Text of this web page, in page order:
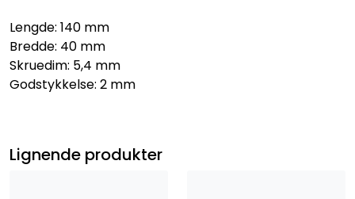
Lengde: 140 mm
Bredde: 40 mm
Skruedim: 5,4 mm
Godstykkelse: 2 mm
Lignende produkter